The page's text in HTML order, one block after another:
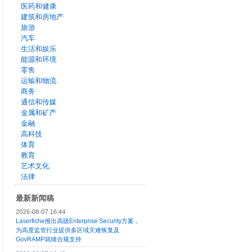
医药和健康
建筑和房地产
旅游
汽车
生活和娱乐
能源和环境
零售
运输和物流
商务
通信和传媒
金属和矿产
金融
高科技
体育
教育
艺术文化
法律
最新新闻稿
2026-08-07 16:44
Laserfiche推出高级Enterprise Security方案，
为高度监管行业提供多区域灾难恢复及
GovRAMP就绪合规支持